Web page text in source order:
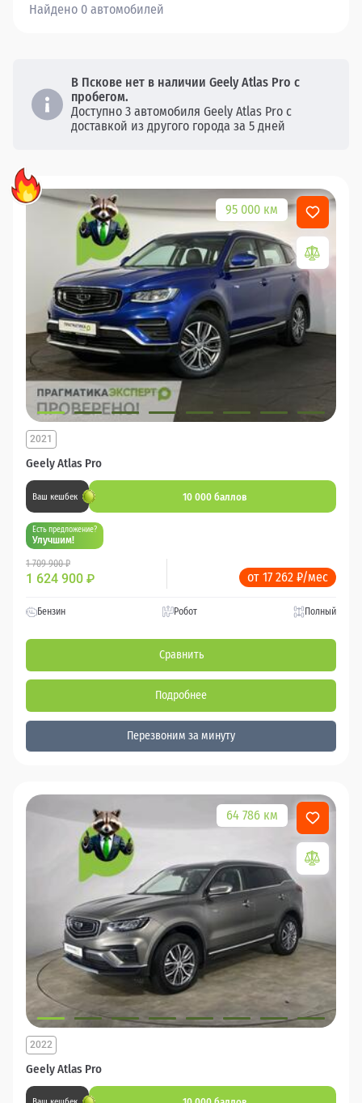
Найдено 0 автомобилей
В Пскове нет в наличии Geely Atlas Pro с
пробегом.
Доступно 3 автомобиля Geely Atlas Pro с
доставкой из другого города за 5 дней
95 000 км
Geely Atlas Pro
2021
Ваш кешбек 10 000 баллов
Есть предложение?
Улучшим!
1 709 900 ₽
1 624 900 ₽ от 17 262 ₽/мес
Бензин Робот Полный
Сравнить
Подробнее
Перезвоним за минуту
64 786 км
Geely Atlas Pro
2022